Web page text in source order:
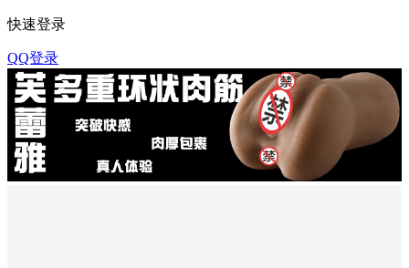
快速登录
QQ登录